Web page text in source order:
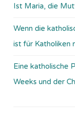
Ist Maria, die
Wenn die
ist für Katholiken
Eine katholische
Weeks und der